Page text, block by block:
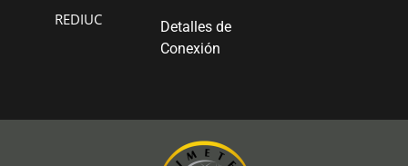
REDIUC
Detalles de
Conexión